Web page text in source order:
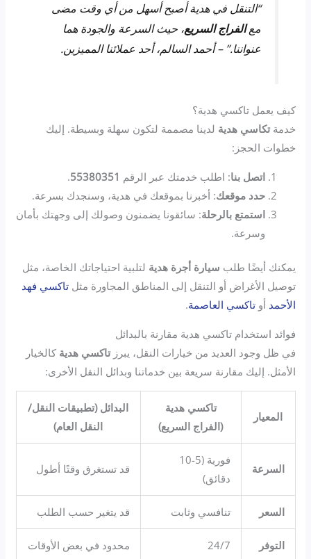
“التنقل في هدية أصبح أسهل من أي وقت مضى
معالفراج السريع، حيث السرعة والجودة هما
عنواننا.” – أحمد السالم، أحد عملائنا المميزين.
كيف يعمل تاكسي هدية؟
خدمةتكاسي هدية لدينا مصممة لتكون سهلة وبسيطة. إليك
خطوات الحجز:
اتصل بنا: اطلب خدمتك عبر الرقم 55380351
.
حدد موقعك: أخبرنا بموقعك في هدية، وسنجدك بسرعة.
استمتع بالرحلة: سائقونا يضمنون وصولك إلى وجهتك بأمان
وسرعة.
يمكنك أيضًا طلب سيارة أجرة هدية لتلبية احتياجاتك الخاصة، مثل
توصيل الأغراض أو التنقل إلى المناطق المجاورة مثلتاكسي فهد
الأحمد أوتاكسي العاصمة.
فوائد استخدام تاكسي هدية مقارنة بالبدائل
في ظل وجود العديد من خيارات النقل، يبرزتاكسي هدية كالخيار
الأمثل. إليك مقارنة سريعة بين خدماتنا وبدائل النقل الأخرى:
المعيار
تاكسي هدية
(الفراج السريع)
البدائل (تطبيقات النقل/
النقل العام)
السرعة
فورية (5-10
دقائق)
قد تستغرق وقتًا أطول
السعر تنافسي وثابت قد يتغير حسب الطلب
التوفر 24/7 محدود في بعض الأوقات